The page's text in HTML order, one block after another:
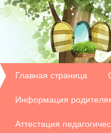
Главная страница
Информация
Аттестация